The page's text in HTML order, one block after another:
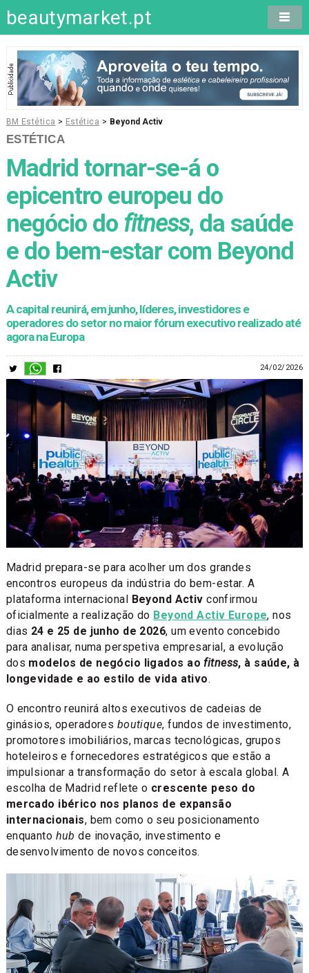
beautymarket.pt
BM Estética > Estética > Beyond Activ
ESTÉTICA
Madrid tornar-se-á o
epicentro europeu do
negócio dofitness, da saúde
e do bem-estar com Beyond
Activ
A capital reunirá, em junho, líderes, investidores e
operadores do setor no maior fórum executivo realizado até
agora na Europa
24/02/2026
Madrid prepara-se para acolher um dos grandes
encontros europeus da indústria do bem-estar. A
plataforma internacional Beyond Activconfirmou
oficialmente a realização do Beyond Activ Europe, nos
dias 24 e 25 de junho de 2026, um evento concebido
para analisar, numa perspetiva empresarial, a evolução
dos modelos de negócio ligados ao fitness, à saúde, à
longevidade e ao estilo de vida ativo.
O encontro reunirá altos executivos de cadeias de
ginásios, operadores boutique, fundos de investimento,
promotores imobiliários, marcas tecnológicas, grupos
hoteleiros e fornecedores estratégicos que estão a
impulsionar a transformação do setor à escala global. A
escolha de Madrid reflete o crescente peso do
mercado ibérico nos planos de expansão
internacionais, bem como o seu posicionamento
enquanto hub de inovação, investimento e
desenvolvimento de novos conceitos.